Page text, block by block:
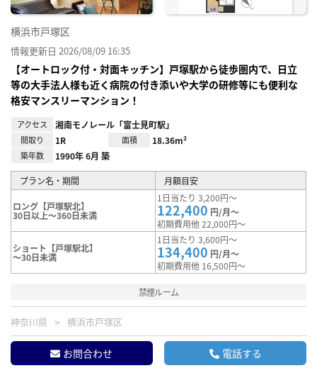
横浜市戸塚区
情報更新日 2026/08/09 16:35
【オートロック付・対面キッチン】戸塚駅から徒歩圏内で、日立
等の大手法人様も近く病院の付き添いや大学の研修等にも便利な
格安マンスリーマンション！
アクセス 湘南モノレール「富士見町駅」
間取り 1R 面積 18.36m²
築年数 1990年 6月 築
プラン名・期間 月額目安
ロング【戸塚駅北】
30日以上～360日未満
1日当たり 3,200円～
122,400 円/月～
初期費用他 22,000円～
ショート【戸塚駅北】
～30日未満
1日当たり 3,600円～
134,400 円/月～
初期費用他 16,500円～
禁煙ルーム
神奈川県 横浜市戸塚区
お問合わせ 電話する